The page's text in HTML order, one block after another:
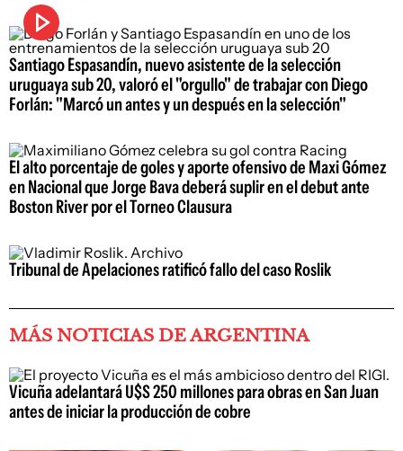
Santiago Espasandín, nuevo asistente de la selección
uruguaya sub 20, valoró el "orgullo" de trabajar con Diego
Forlán: "Marcó un antes y un después en la selección"
El alto porcentaje de goles y aporte ofensivo de Maxi Gómez
en Nacional que Jorge Bava deberá suplir en el debut ante
Boston River por el Torneo Clausura
Tribunal de Apelaciones ratificó fallo del caso Roslik
MÁS NOTICIAS DE ARGENTINA
Vicuña adelantará U$S 250 millones para obras en San Juan
antes de iniciar la producción de cobre